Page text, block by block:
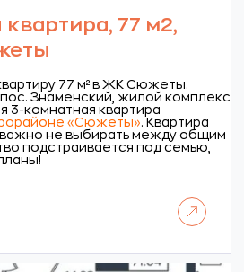
77 м2,
77 м² в ЖК Сюжеты.
Знаменский, жилой комплекс
3-комнатная квартира
«Сюжеты». Квартира
важно не выбирать между общим
подстраивается под семью,